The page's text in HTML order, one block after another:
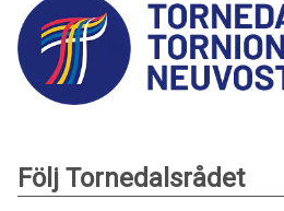
Följ Tornedalsrådet